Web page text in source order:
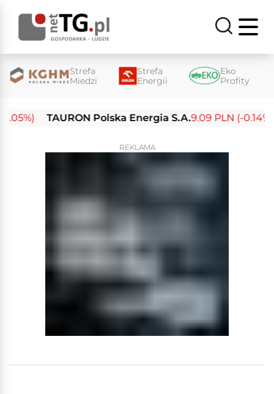
Strefa
Miedzi
Strefa
Energii
Eko
Profity
TAURON Polska Energia S.A.9.09 PLN (-0.14%)
REKLAMA